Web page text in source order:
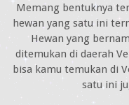
Memang bentuknya
hewan yang satu ini
Hewan yang
ditemukan di daerah
bisa kamu temukan di
satu ini